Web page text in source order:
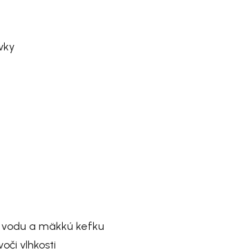
a mäkkú kefku
vlhkosti